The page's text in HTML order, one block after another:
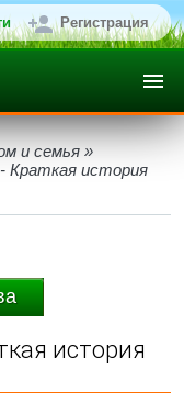
Регистрация
и семья »
Краткая история
история